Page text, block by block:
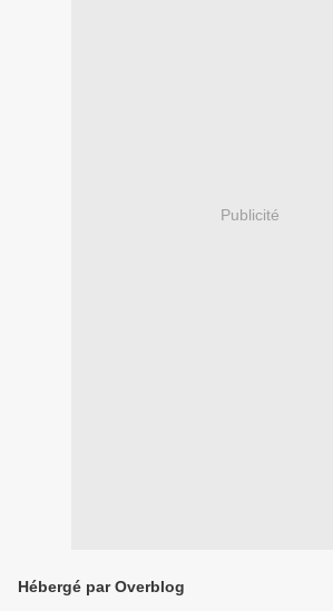
Publicité
Hébergé par Overblog